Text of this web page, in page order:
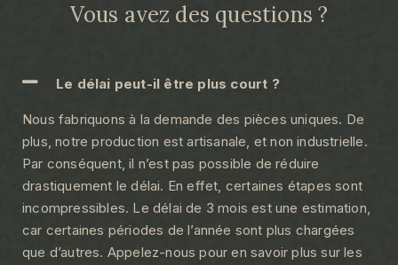
Vous avez des questions ?
Le délai peut-il être plus court ?
Nous fabriquons à la demande des pièces uniques. De
plus, notre production est artisanale, et non industrielle.
Par conséquent, il n’est pas possible de réduire
drastiquement le délai. En effet, certaines étapes sont
incompressibles. Le délai de 3 mois est une estimation,
car certaines périodes de l’année sont plus chargées
que d’autres. Appelez-nous pour en savoir plus sur les